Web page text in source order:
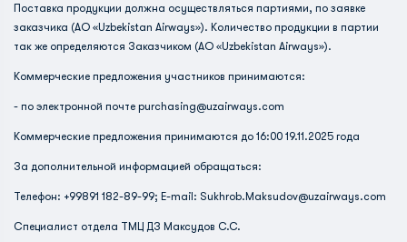
Поставка продукции должна осуществляться партиями, по заявке
заказчика (АО «Uzbekistan Airways»). Количество продукции в партии
так же определяются Заказчиком (АО «Uzbekistan Airways»).
Коммерческие предложения участников принимаются:
- по электронной почте purchasing@uzairways.com
Коммерческие предложения принимаются до 16:00 19.11.2025 года
За дополнительной информацией обращаться:
Телефон: +99891 182-89-99; E-mail: Sukhrob.Maksudov@uzairways.com
Специалист отдела ТМЦ ДЗ Максудов С.С.